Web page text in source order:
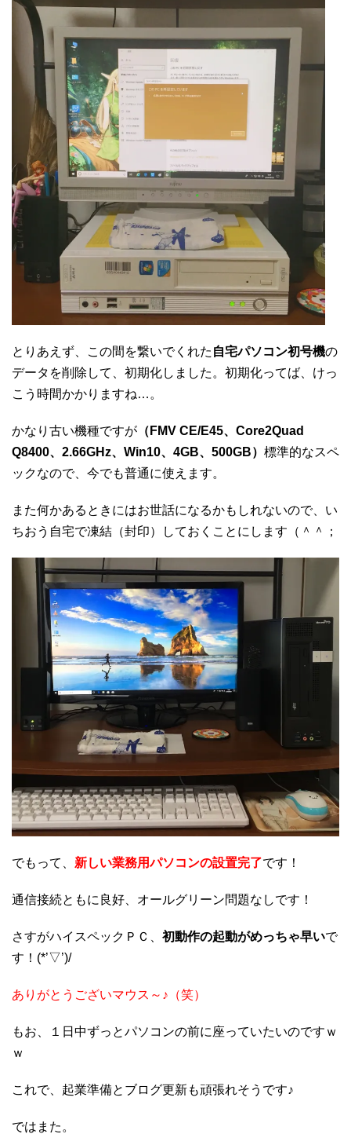
とりあえず、この間を繋いでくれた 自宅パソコン初号機の
データを削除して、初期化しました。初期化ってば、けっ
こう時間かかりますね…。
かなり古い機種ですが （FMV CE/E45、Core2Quad
Q8400、2.66GHz、Win10、4GB、500GB） 標準的なスペ
ックなので、今でも普通に使えます。
また何かあるときにはお世話になるかもしれないので、い
ちおう自宅で凍結（封印）しておくことにします（＾＾；
でもって、 新しい業務用パソコンの設置完了です！
通信接続ともに良好、オールグリーン問題なしです！
さすがハイスペックＰＣ、 初動作の起動がめっちゃ早いで
す！(*’▽’)/
ありがとうございマウス～♪（笑）
もお、１日中ずっとパソコンの前に座っていたいのですｗ
ｗ
これで、起業準備とブログ更新も頑張れそうです♪
ではまた。